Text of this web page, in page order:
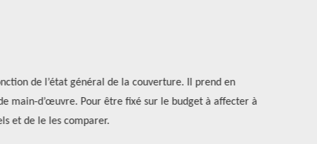
de l’état général de la couverture. Il prend en
main-d’œuvre. Pour être fixé sur le budget à affecter à
et de le les comparer.